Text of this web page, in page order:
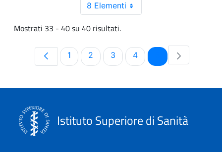
8 Elementi
Mostrati 33 - 40 su 40 risultati.
Pagina
1 Pagina
2 Pagina
3 Pagina
4 Pagina
Istituto Superiore di Sanità